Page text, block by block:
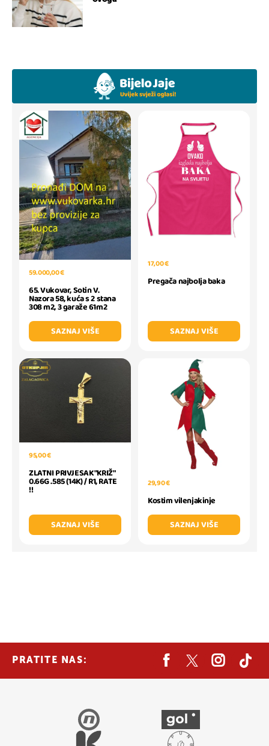
59.000,00 €
65. Vukovar, Sotin V.
Nazora 58, kuća s 2 stana
308 m2, 3 garaže 61m2
SAZNAJ VIŠE
17,00 €
Pregača najbolja baka
SAZNAJ VIŠE
95,00 €
ZLATNI PRIVJESAK "KRIŽ"
0.66G .585 (14K) / R1, RATE
!!
SAZNAJ VIŠE
29,90 €
Kostim vilenjakinje
SAZNAJ VIŠE
PRATITE NAS: